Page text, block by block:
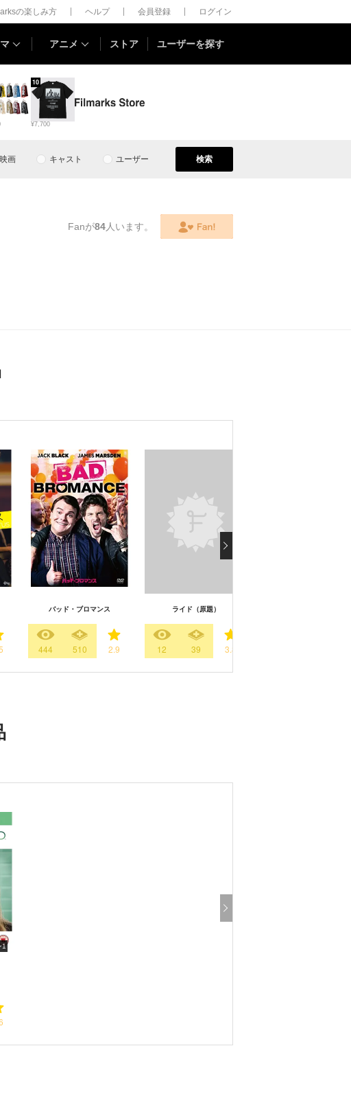
の楽しみ方 ヘルプ 会員登録 ログイン
アニメ ストア ユーザーを探す
¥7,700
10
映画 キャスト ユーザー 検索
Fanが84人います。
バッド・ブロマンス
444 510 2.9
ライド（原題）
12 39 3.8
1